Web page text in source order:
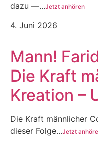
dazu —...Jetzt anhören
4. Juni 2026
Mann!
Die Kraft
Kreation –
Die Kraft männlicher
dieser Folge...Jetzt